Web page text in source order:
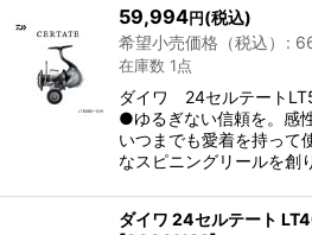
59,994円(税込)
希望小売価格（税込）
:
在庫数 1点
ダイワ 24セルテート
●ゆるぎない信頼を。感
いつまでも愛着を持って
なスピニングリールを創
ダイワ 24セルテート